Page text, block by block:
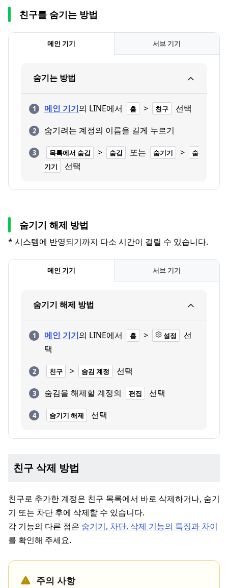
친구를 숨기는 방법
메인 기기 서브 기기
숨기는 방법
메인 기기의 LINE에서 홈 > 친구
선택
숨기려는 계정의 이름을 길게 누르기
목록에서 숨김 > 숨김 또는 숨기기 >
숨
기기
선택
숨기기 해제 방법
* 시스템에 반영되기까지 다소 시간이 걸릴 수 있습니다.
메인 기기 서브 기기
숨기기 해제 방법
메인 기기의 LINE에서 홈 > 설정
선
택
친구 > 숨김 계정
선택
숨김을 해제할 계정의
편집 선택
숨기기 해제 선택
친구 삭제 방법
친구로 추가한 계정은 친구 목록에서 바로 삭제하거나, 숨기
기 또는 차단 후에 삭제할 수 있습니다.
각 기능의 다른 점은 숨기기, 차단, 삭제 기능의 특징과 차이
를 확인해 주세요.
주의 사항